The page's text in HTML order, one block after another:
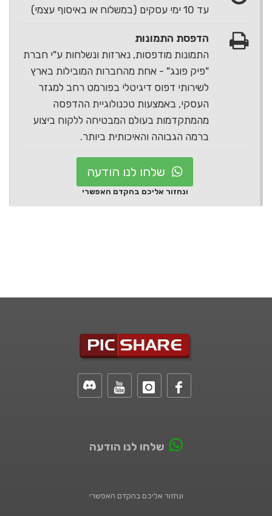
עד 10 ימי עסקים (במשלוח או באיסוף עצמי)
הדפסת התמונות
התמונות מודפסות, נארזות ונשלחות ע"י חברת
"פיק פונג" - אחת מהחברות המובילות בארץ
לשירותי דפוס דיגיטלי בפורמט רחב למגזר
העסקי, באמצעות טכנולוגיית ההדפסה
מהמתקדמות בעולם המבטיחה ללקוח ביצוע
ברמה הגבוהה והאיכותית ביותר.
שלחו לנו הודעה
ונחזור אליכם בהקדם האפשרי
שלחו לנו הודעה
ונחזור אליכם בהקדם האפשרי